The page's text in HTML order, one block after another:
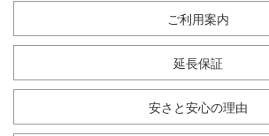
ご利用案内
延長保証
安さと安心の理由